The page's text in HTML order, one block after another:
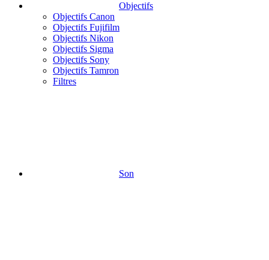
Objectifs
Objectifs Canon
Objectifs Fujifilm
Objectifs Nikon
Objectifs Sigma
Objectifs Sony
Objectifs Tamron
Filtres
Son